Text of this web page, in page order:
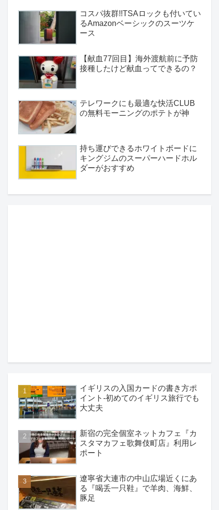
コスパ抜群!!TSAロックも付いてい
るAmazonベーシックのスーツケ
ース
【献血77回目】海外渡航前に予防
接種したけど献血ってできるの？
テレワークにも最適な快活CLUB
の無料モーニングのポテトが神
持ち運びできるホワイトボードに
キングジムのスーパーハードホル
ダーがおすすめ
イギリスの入国カードの書き方ポ
イント-初めてのイギリス旅行でも
大丈夫
新宿の完全個室ネットカフェ『カ
スタマカフェ歌舞伎町店』利用レ
ポート
遼寧省大連市の中山広場近くにあ
る『喝丢一只鞋』で羊肉、海鮮、
豚足